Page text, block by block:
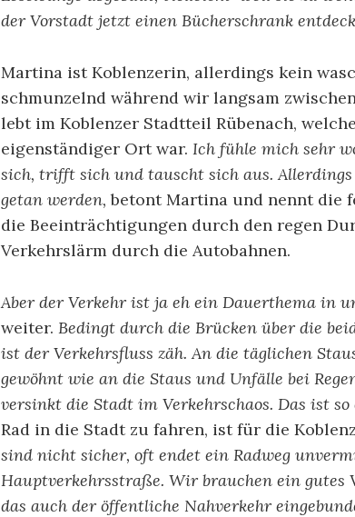
der Vorstadt jetzt einen Bücherschrank
Martina ist Koblenzerin, allerdings kein
schmunzelnd während wir langsam
lebt im Koblenzer Stadtteil Rübenach,
eigenständiger Ort war. Ich fühle mich sehr
sich, trifft sich und tauscht sich aus.
getan werden,betont Martina und nennt die
die Beeinträchtigungen durch den regen
Verkehrslärm durch die Autobahnen.
Aber der Verkehr ist ja eh ein Dauerthema in
weiter. Bedingt durch die Brücken über die
ist der Verkehrsfluss zäh. An die täglichen
gewöhnt wie an die Staus und Unfälle bei
versinkt die Stadt im Verkehrschaos. Das ist
Rad in die Stadt zu fahren, ist für die
sind nicht sicher, oft endet ein Radweg
Hauptverkehrsstraße. Wir brauchen ein gutes
das auch der öffentliche Nahverkehr